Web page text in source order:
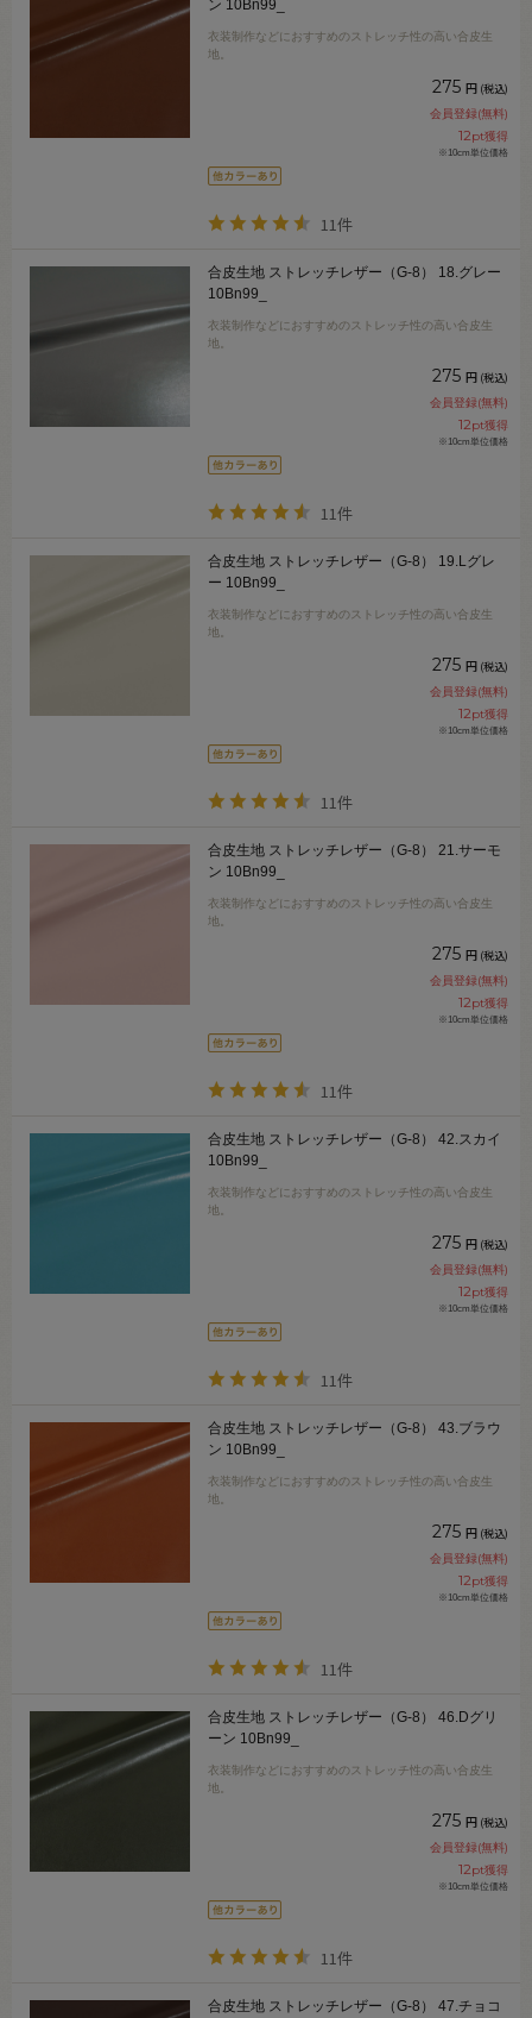
ン 10Bn99_
衣装制作などにおすすめのストレッチ性の高い合皮生
地。
275 円 (税込)
会員登録(無料)
12pt獲得
※10cm単位価格
11件
合皮生地 ストレッチレザー（G-8） 18.グレー
10Bn99_
衣装制作などにおすすめのストレッチ性の高い合皮生
地。
275 円 (税込)
会員登録(無料)
12pt獲得
※10cm単位価格
11件
合皮生地 ストレッチレザー（G-8） 19.Lグレ
ー 10Bn99_
衣装制作などにおすすめのストレッチ性の高い合皮生
地。
275 円 (税込)
会員登録(無料)
12pt獲得
※10cm単位価格
11件
合皮生地 ストレッチレザー（G-8） 21.サーモ
ン 10Bn99_
衣装制作などにおすすめのストレッチ性の高い合皮生
地。
275 円 (税込)
会員登録(無料)
12pt獲得
※10cm単位価格
11件
合皮生地 ストレッチレザー（G-8） 42.スカイ
10Bn99_
衣装制作などにおすすめのストレッチ性の高い合皮生
地。
275 円 (税込)
会員登録(無料)
12pt獲得
※10cm単位価格
11件
合皮生地 ストレッチレザー（G-8） 43.ブラウ
ン 10Bn99_
衣装制作などにおすすめのストレッチ性の高い合皮生
地。
275 円 (税込)
会員登録(無料)
12pt獲得
※10cm単位価格
11件
合皮生地 ストレッチレザー（G-8） 46.Dグリ
ーン 10Bn99_
衣装制作などにおすすめのストレッチ性の高い合皮生
地。
275 円 (税込)
会員登録(無料)
12pt獲得
※10cm単位価格
11件
合皮生地 ストレッチレザー（G-8） 47.チョコ